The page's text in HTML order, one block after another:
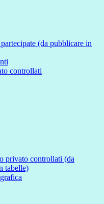
(da pubblicare in
controllati
privato controllati (da
tabelle)